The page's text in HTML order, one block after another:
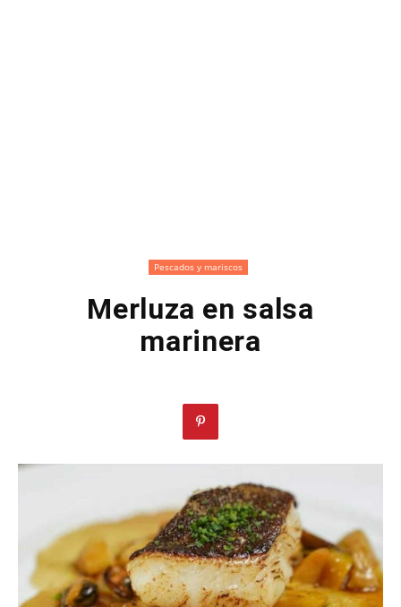
Pescados y mariscos
Merluza en salsa
marinera